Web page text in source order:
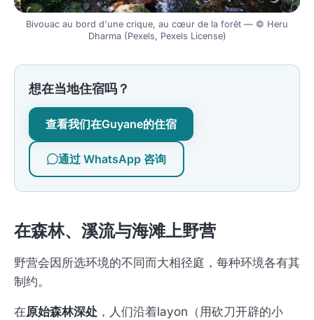
Bivouac au bord d'une crique, au cœur de la forêt — © Heru
Dharma (Pexels, Pexels License)
想在当地住宿吗？
查看我们在Guyane的住宿
通过 WhatsApp 咨询
在森林、溪流与海滩上野营
野营会因所选环境的不同而大相径庭，每种环境各有其
制约。
在原始森林深处 ，人们沿着layon（用砍刀开辟的小